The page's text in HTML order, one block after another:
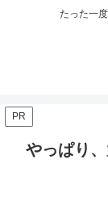
たった一
PR
やっぱり